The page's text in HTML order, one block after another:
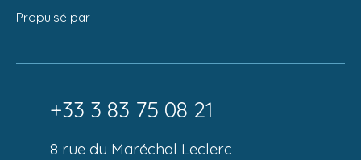
Propulsé par
+33 3 83 75 08 21
8 rue du Maréchal Leclerc